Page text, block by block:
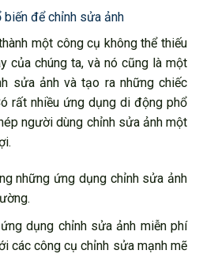
để chỉnh sửa ảnh
một công cụ không thể thiếu
của chúng ta, và nó cũng là một
sửa ảnh và tạo ra những chiếc
rất nhiều ứng dụng di động phổ
người dùng chỉnh sửa ảnh một
những ứng dụng chỉnh sửa ảnh
dụng chỉnh sửa ảnh miễn phí
các công cụ chỉnh sửa mạnh mẽ